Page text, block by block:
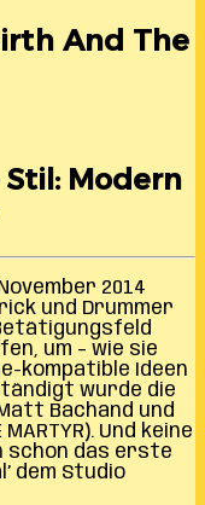
And The
Stil: Modern
2014
und Drummer
um – wie sie
kompatible Ideen
wurde die
Bachand und
Und keine
schon das erste
dem Studio